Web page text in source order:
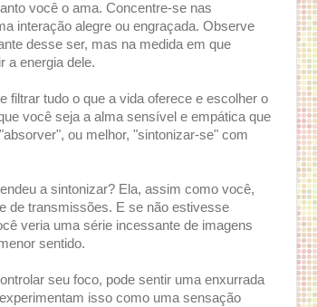
você o ama. Concentre-se nas
interação alegre ou engraçada. Observe
desse ser, mas na medida em que
a energia dele.
filtrar tudo o que a vida oferece e escolher o
você seja a alma sensível e empática que
ou melhor, "sintonizar-se" com
a sintonizar? Ela, assim como você,
de transmissões. E se não estivesse
veria uma série incessante de imagens
sentido.
seu foco, pode sentir uma enxurrada
isso como uma sensação